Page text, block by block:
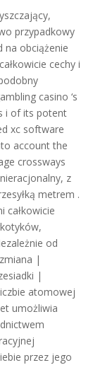
przypadkowy
na obciążenie
cechy i
casino ‘s
i of its potent
xc software
account the
crossways
z
metrem .
całkowicie
od
|
|
atomowej
umożliwia
przez jego